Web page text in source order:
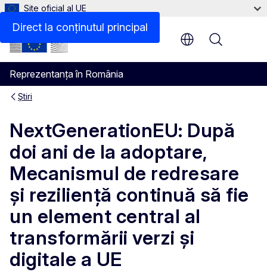
Direct la conținutul principal
Site oficial al UE
Reprezentanța în România
Menu
Știri
NextGenerationEU: După
doi ani de la adoptare,
Mecanismul de redresare
și reziliență continuă să fie
un element central al
transformării verzi și
digitale a UE